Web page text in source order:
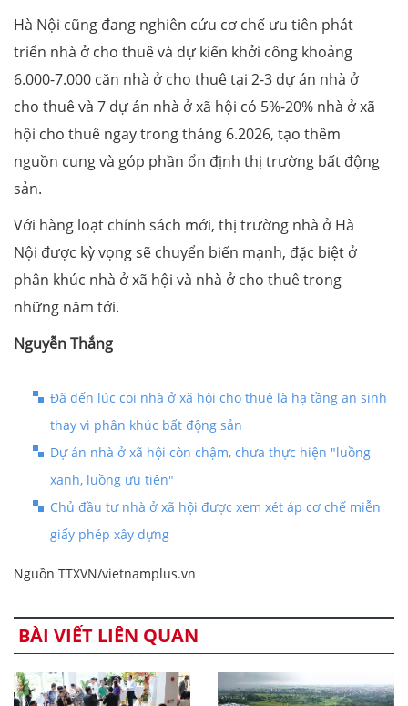
Hà Nội cũng đang nghiên cứu cơ chế ưu tiên phát
triển nhà ở cho thuê và dự kiến khởi công khoảng
6.000-7.000 căn nhà ở cho thuê tại 2-3 dự án nhà ở
cho thuê và 7 dự án nhà ở xã hội có 5%-20% nhà ở xã
hội cho thuê ngay trong tháng 6.2026, tạo thêm
nguồn cung và góp phần ổn định thị trường bất động
sản.
Với hàng loạt chính sách mới, thị trường nhà ở Hà
Nội được kỳ vọng sẽ chuyển biến mạnh, đặc biệt ở
phân khúc nhà ở xã hội và nhà ở cho thuê trong
những năm tới.
Nguyễn Thắng
Đã đến lúc coi nhà ở xã hội cho thuê là hạ tầng an sinh
thay vì phân khúc bất động sản
Dự án nhà ở xã hội còn chậm, chưa thực hiện "luồng
xanh, luồng ưu tiên"
Chủ đầu tư nhà ở xã hội được xem xét áp cơ chế miễn
giấy phép xây dựng
Nguồn TTXVN/vietnamplus.vn
BÀI VIẾT LIÊN QUAN